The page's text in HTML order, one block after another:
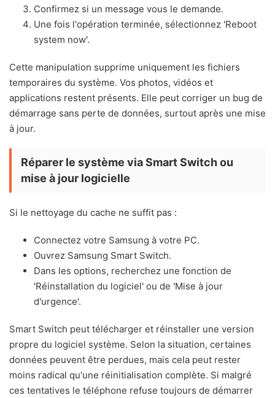
Confirmez si un message vous le demande.
Une fois l'opération terminée, sélectionnez 'Reboot
system now'.
Cette manipulation supprime uniquement les fichiers
temporaires du système. Vos photos, vidéos et
applications restent présents. Elle peut corriger un bug de
démarrage sans perte de données, surtout après une mise
à jour.
Réparer le système via Smart Switch ou
mise à jour logicielle
Si le nettoyage du cache ne suffit pas :
Connectez votre Samsung à votre PC.
Ouvrez Samsung Smart Switch.
Dans les options, recherchez une fonction de
'Réinstallation du logiciel' ou de 'Mise à jour
d'urgence'.
Smart Switch peut télécharger et réinstaller une version
propre du logiciel système. Selon la situation, certaines
données peuvent être perdues, mais cela peut rester
moins radical qu'une réinitialisation complète. Si malgré
ces tentatives le téléphone refuse toujours de démarrer